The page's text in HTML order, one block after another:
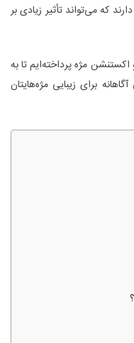
که می‌تواند تأثیر زیادی بر
کاشت مژه و اکستنشن مژه پرداخته‌ایم تا به
برای زیبایی مژه‌هایتان